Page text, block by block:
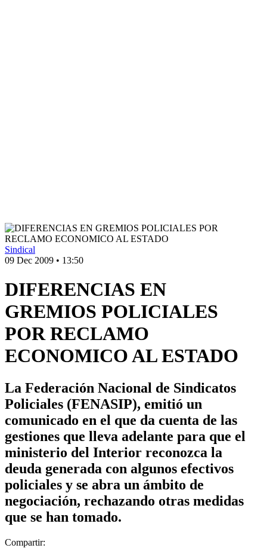
Sindical
09 Dec 2009 • 13:50
DIFERENCIAS EN
GREMIOS POLICIALES
POR RECLAMO
ECONOMICO AL ESTADO
La Federación Nacional de Sindicatos
Policiales (FENASIP), emitió un
comunicado en el que da cuenta de las
gestiones que lleva adelante para que el
ministerio del Interior reconozca la
deuda generada con algunos efectivos
policiales y se abra un ámbito de
negociación, rechazando otras medidas
que se han tomado.
Compartir: